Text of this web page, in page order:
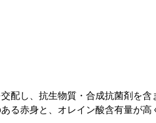
配し、抗生物質・合成抗菌剤を含
る赤身と、オレイン酸含有量が高